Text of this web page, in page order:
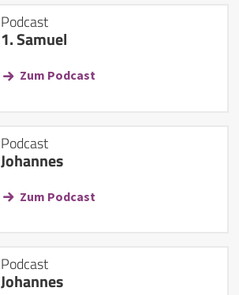
Podcast
1. Samuel
Zum Podcast
Podcast
Johannes
Zum Podcast
Podcast
Johannes